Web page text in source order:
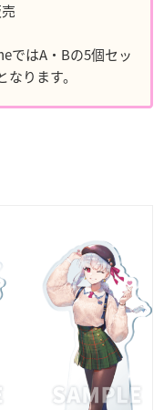
ではA・Bの5個セッ
ります。